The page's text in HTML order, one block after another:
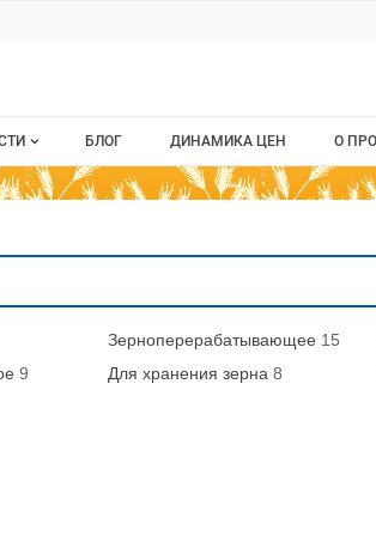
рынка
БЛОГ ДИНАМИКА ЦЕН О
О
Зерноперерабатывающее 15
9 Для хранения зерна 8